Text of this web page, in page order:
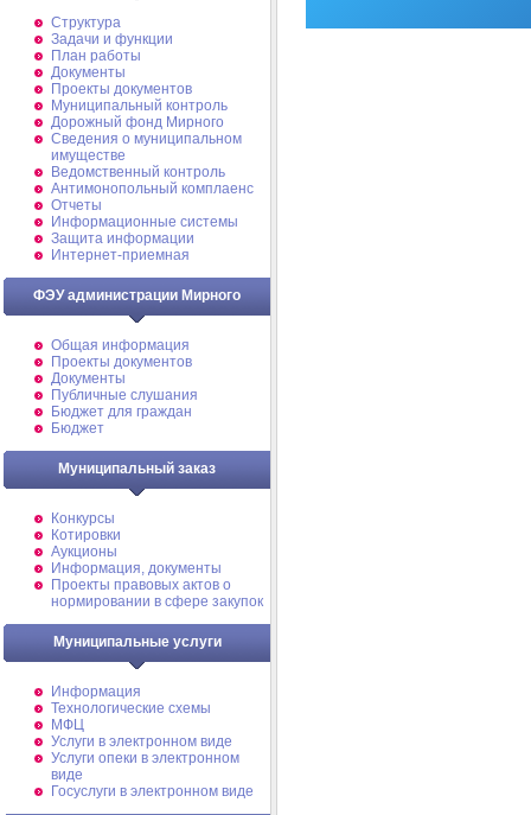
Структура
Задачи и функции
План работы
Документы
Проекты документов
Муниципальный контроль
Дорожный фонд Мирного
Cведения о муниципальном
имуществе
Ведомственный контроль
Антимонопольный комплаенс
Отчеты
Информационные системы
Защита информации
Интернет-приемная
ФЭУ администрации Мирного
Общая информация
Проекты документов
Документы
Публичные слушания
Бюджет для граждан
Бюджет
Муниципальный заказ
Конкурсы
Котировки
Аукционы
Информация, документы
Проекты правовых актов о
нормировании в сфере закупок
Муниципальные услуги
Информация
Технологические схемы
МФЦ
Услуги в электронном виде
Услуги опеки в электронном
виде
Госуслуги в электронном виде